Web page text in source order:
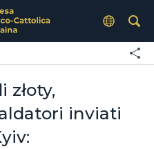
złoty,
inviati